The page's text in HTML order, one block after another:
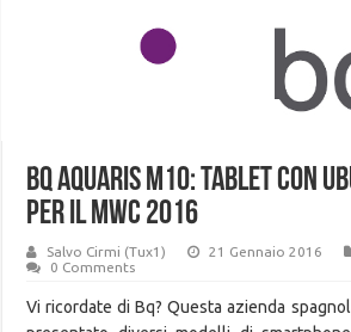
Bq Aquaris M10: tablet con
per il MWC 2016
Salvo Cirmi (Tux1) 21 Gennaio 2016
0 Comments
Vi ricordate di Bq? Questa azienda